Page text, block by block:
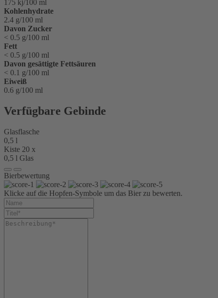
175 kj/100 ml
Kohlenhydrate
2.4 g/100 ml
Davon Zucker
< 0.5 g/100 ml
Fett
< 0.5 g/100 ml
Davon gesättigte Fettsäuren
< 0.1 g/100 ml
Eiweiß
0.6 g/100 ml
Verfügbare Gebinde
Glasflasche
0,5 l
Kiste 20 x
0,5 l Glas
Bierbewertung
Klicke auf die Hopfen-Symbole um das Bier zu bewerten.